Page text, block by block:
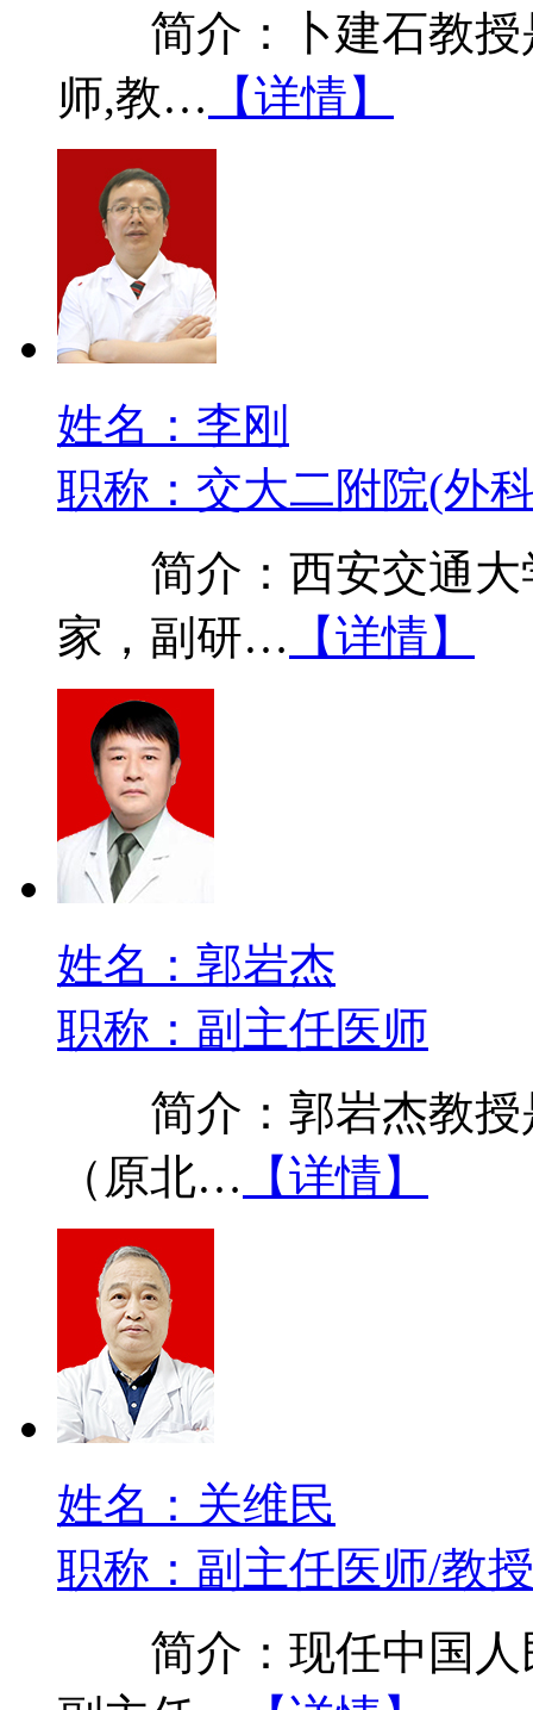
简介：卜建石教授
师,教… 【详情】
姓名：李刚
职称：交大二附院(外
简介：西安交通大
家，副研… 【详情】
姓名：郭岩杰
职称：副主任医师
简介：郭岩杰教授
（原北… 【详情】
姓名：关维民
职称：副主任医师/教授
简介：现任中国人